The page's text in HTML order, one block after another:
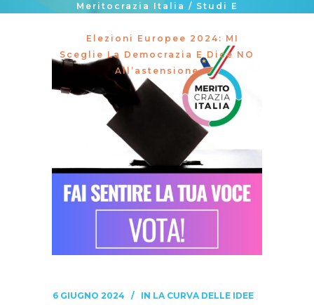
Meritocrazia Italia / Studi E
Elezioni Europee 2024: MI
Sceglie La Democrazia E Dice NO
All’astensione
6 GIUGNO 2024 IN LA CURVA DELLE IDEE